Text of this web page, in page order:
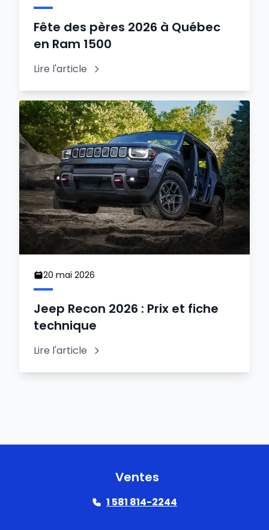
Fête des pères 2026 à Québec
en Ram 1500
Lire l'article
20 mai 2026
Jeep Recon 2026 : Prix et fiche
technique
Lire l'article
Ventes
1 581 814-2244